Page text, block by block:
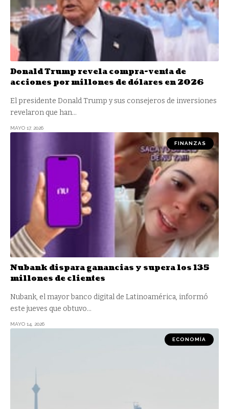
Donald Trump revela compra-venta de
acciones por millones de dólares en 2026
El presidente Donald Trump y sus consejeros de inversiones
revelaron que han…
MAYO 17, 2026
FINANZAS
Nubank dispara ganancias y supera los 135
millones de clientes
Nubank, el mayor banco digital de Latinoamérica, informó
este jueves que obtuvo…
MAYO 14, 2026
ECONOMÍA